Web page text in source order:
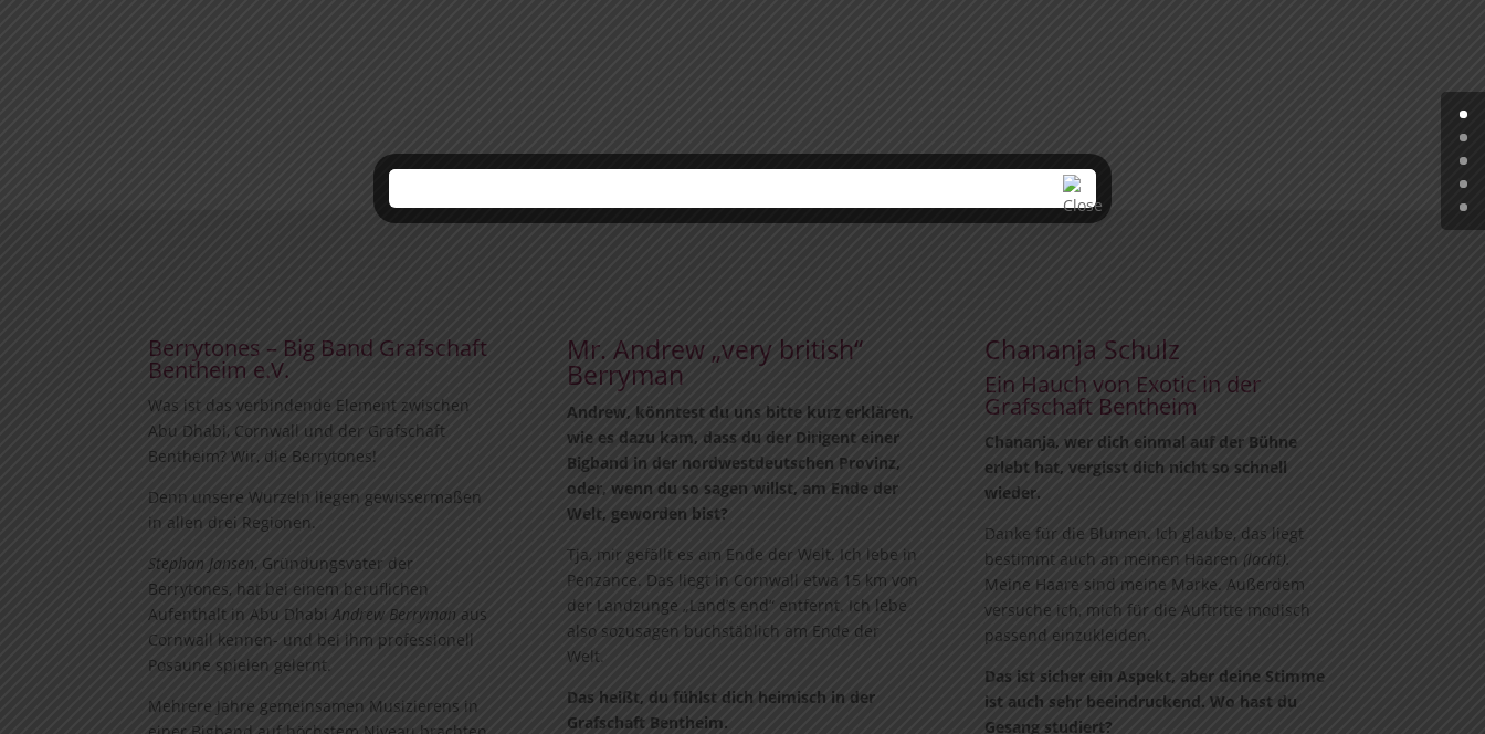
Berrytones – Big Band Grafschaft
Bentheim e.V.
Was ist das verbindende Element zwischen
Abu Dhabi, Cornwall und der Grafschaft
Bentheim? Wir, die Berrytones!
Denn unsere Wurzeln liegen gewissermaßen
in allen drei Regionen.
Stephan Jansen, Gründungsvater der
Berrytones, hat bei einem beruflichen
Aufenthalt in Abu DhabiAndrew Berryman aus
Cornwall kennen- und bei ihm professionell
Posaune spielen gelernt.
Mehrere Jahre gemeinsamen Musizierens in
Mr. Andrew „very british“
Berryman
Andrew, könntest du uns bitte kurz erklären,
wie es dazu kam, dass du der Dirigent einer
Bigband in der nordwestdeutschen Provinz,
oder, wenn du so sagen willst, am Ende der
Welt, geworden bist?
Tja, mir gefällt es am Ende der Welt. Ich lebe in
Penzance. Das liegt in Cornwall etwa 15 km von
der Landzunge „Land’s end“ entfernt. Ich lebe
also sozusagen buchstäblich am Ende der
Welt.
Das heißt, du fühlst dich heimisch in der
Grafschaft Bentheim.
Chananja Schulz
Ein Hauch von Exotic in der
Grafschaft Bentheim
Chananja, wer dich einmal auf der Bühne
erlebt hat, vergisst dich nicht so schnell
wieder.
Danke für die Blumen. Ich glaube, das liegt
bestimmt auch an meinen Haaren (lacht).
Meine Haare sind meine Marke. Außerdem
versuche ich, mich für die Auftritte modisch
passend einzukleiden.
Das ist sicher ein Aspekt, aber deine Stimme
ist auch sehr beeindruckend. Wo hast du
Gesang studiert?